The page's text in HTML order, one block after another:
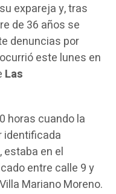
expareja y, tras
de 36 años se
denuncias por
este lunes en
Las
horas cuando la
identificada
, estaba en el
entre calle 9 y
Mariano Moreno.